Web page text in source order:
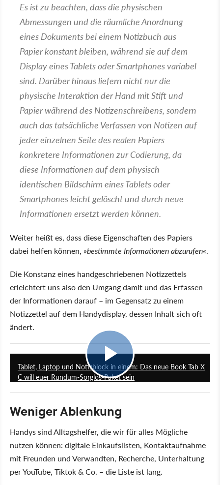
Es ist zu beachten, dass die physischen
Abmessungen und die räumliche Anordnung
eines Dokuments bei einem Notizbuch aus
Papier konstant bleiben, während sie auf dem
Display eines Tablets oder Smartphones variabel
sind. Darüber hinaus liefern nicht nur die
physische Interaktion der Hand mit Stift und
Papier während des Notizenschreibens, sondern
auch das tatsächliche Verfassen von Notizen auf
jeder einzelnen Seite des realen Papiers
konkretere Informationen zur Codierung, da
diese Informationen auf dem physisch
identischen Bildschirm eines Tablets oder
Smartphones leicht gelöscht und durch neue
Informationen ersetzt werden können.
Weiter heißt es, dass diese Eigenschaften des Papiers
dabei helfen können, bestimmte Informationen abzurufen .
Die Konstanz eines handgeschriebenen Notizzettels
erleichtert uns also den Umgang damit und das Erfassen
der Informationen darauf – im Gegensatz zu einem
Notizzettel auf dem Handydisplay, dessen Inhalt sich oft
ändert.
0:48
Tablet, Laptop und Notizblock in einem: Das neue Book Tab X
C will euer Rundum-Sorglos-Paket sein
Weniger Ablenkung
Handys sind Alltagshelfer, die wir für alles Mögliche
nutzen können: digitale Einkaufslisten, Kontaktaufnahme
mit Freunden und Verwandten, Recherche, Unterhaltung
per YouTube, Tiktok & Co. – die Liste ist lang.